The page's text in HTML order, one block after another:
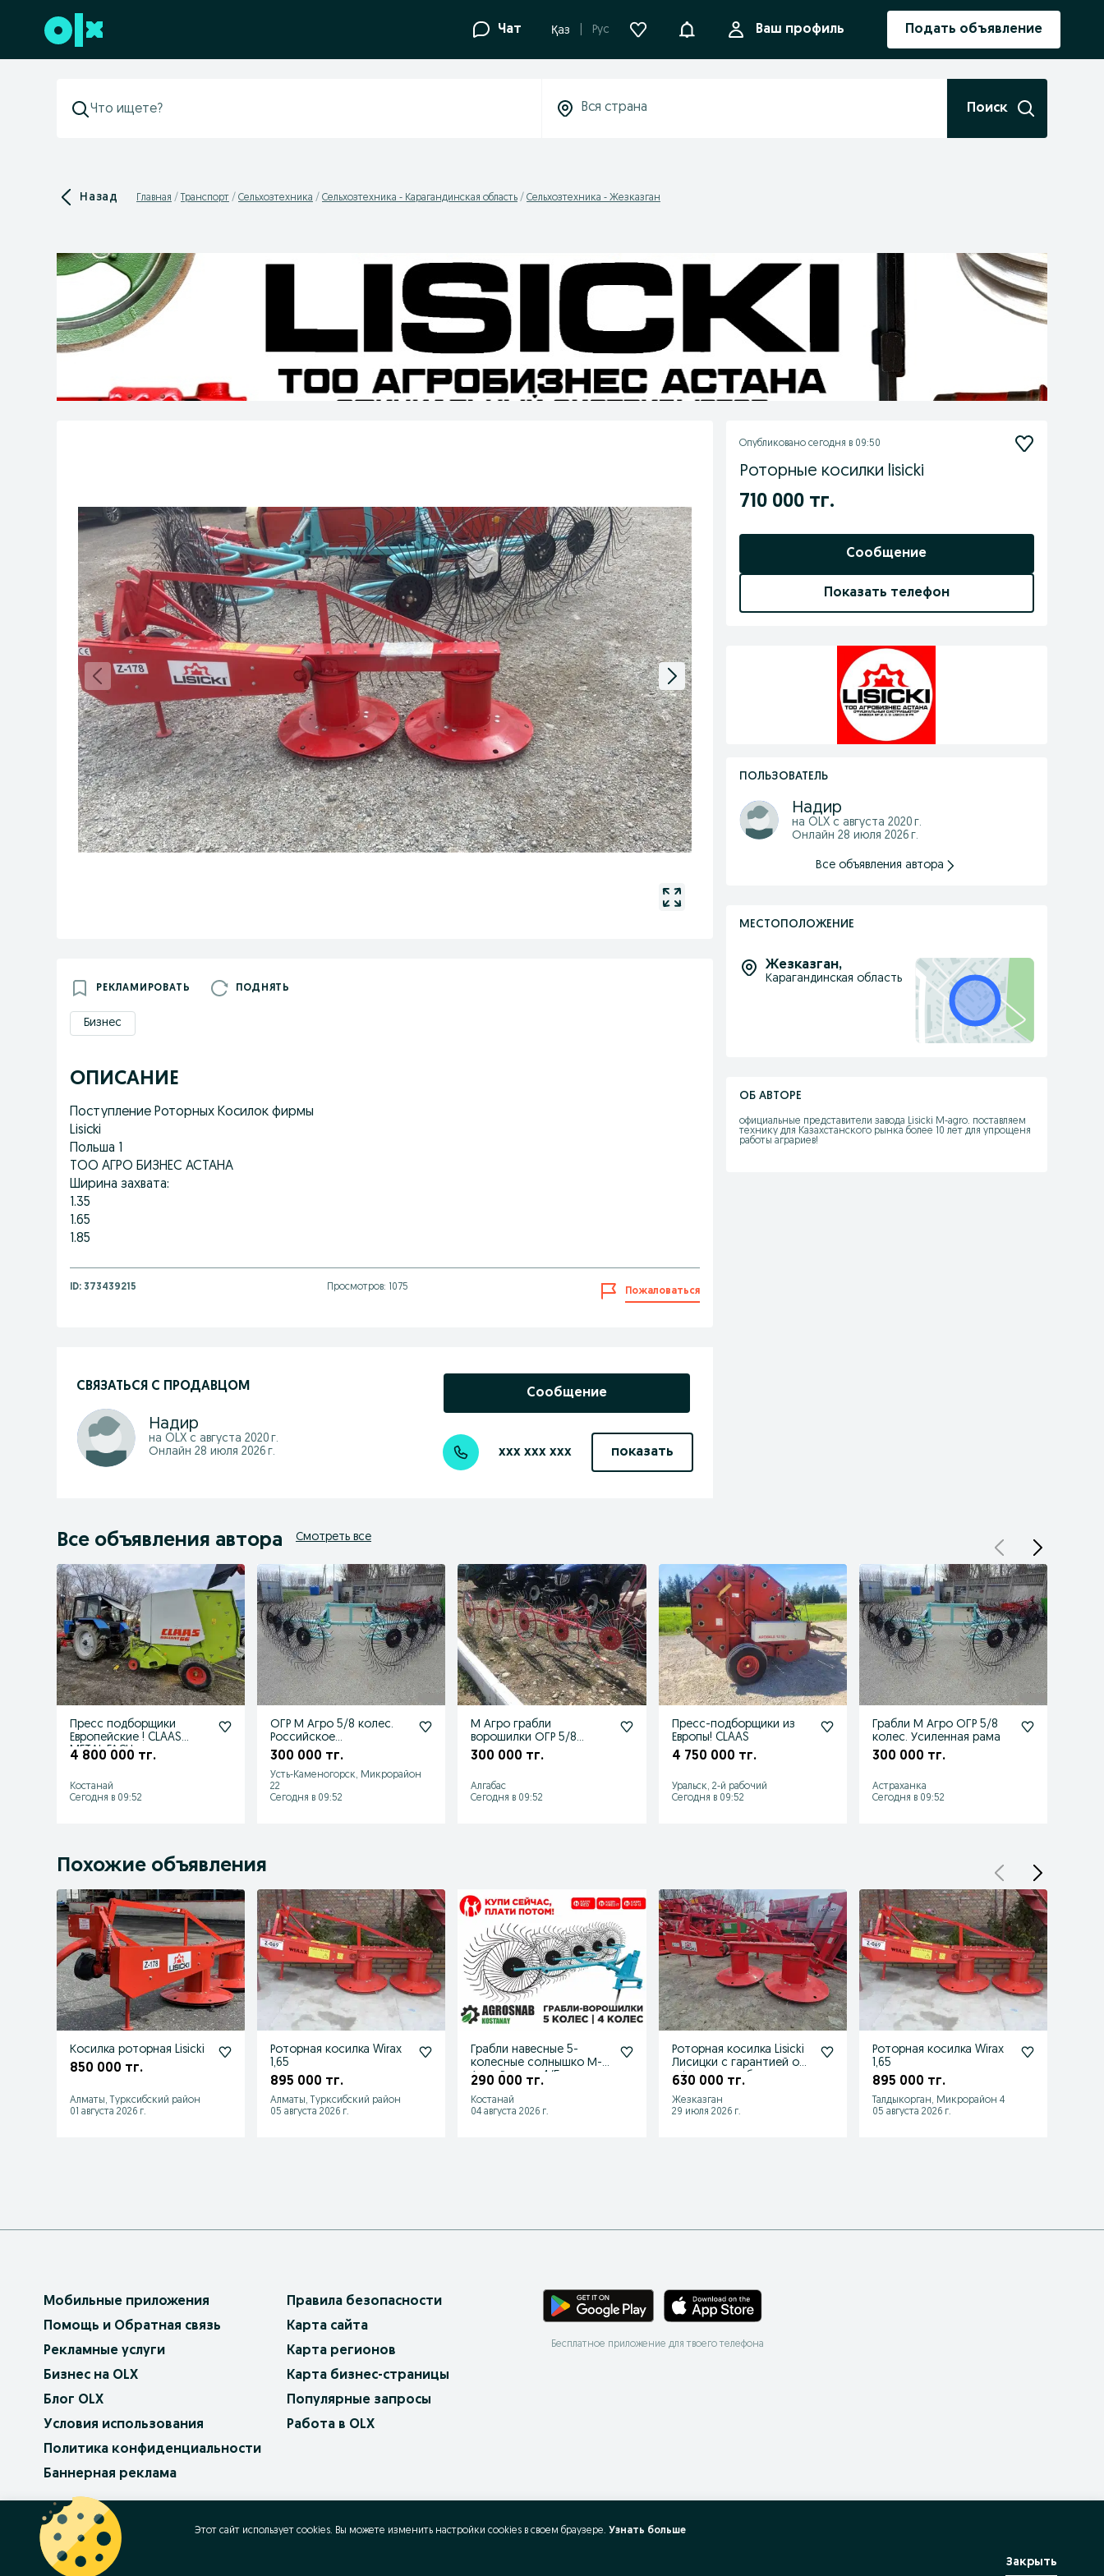
Перейти к нижнему колонтитулу Чат Қаз Рус УведомленияВаш профиль Подать объявление
Поиск
Назад Главная Транспорт Сельхозтехника Сельхозтехника - Карагандинская область Сельхозтехника - Жезказган
РЕКЛАМИРОВАТЬ ПОДНЯТЬ
Бизнес
ОПИСАНИЕ
Поступление Роторных Косилок фирмы
Lisicki
Польша 1
ТОО АГРО БИЗНЕС АСТАНА
Ширина захвата:
1.35
1.65
1.85
ID: 373439215 Просмотров: 1075 Пожаловаться
СВЯЗАТЬСЯ С ПРОДАВЦОМ
Надир
на OLX с августа 2020 г.
Онлайн 28 июля 2026 г.
Сообщение
xxx xxx xxx показать
Опубликовано сегодня в 09:50
Роторные косилки lisicki
710 000 тг.
Сообщение
Показать телефон
ПОЛЬЗОВАТЕЛЬ
Надир
на OLX с августа 2020 г.
Онлайн 28 июля 2026 г.
Все объявления автора
МЕСТОПОЛОЖЕНИЕ
Жезказган,
Карагандинская область
ОБ АВТОРЕ
официальные представители завода Lisicki M-agro. поставляем
технику для Казахстанского рынка более 10 лет для упрощеня
работы аграриев!
Все объявления автора Смотреть все
Пресс подборщики
Европейские ! CLAAS
METAL FACH
4 800 000 тг.
Костанай
Сегодня в 09:52
ОГР М Агро 5/8 колес.
Российское
производство
300 000 тг.
Усть-Каменогорск, Микрорайон
22
Сегодня в 09:52
М Агро грабли
ворошилки ОГР 5/8
колесные
300 000 тг.
Алгабас
Сегодня в 09:52
Пресс-подборщики из
Европы! CLAAS
4 750 000 тг.
Уральск, 2-й рабочий
Сегодня в 09:52
Грабли М Агро ОГР 5/8
колес. Усиленная рама
300 000 тг.
Астраханка
Сегодня в 09:52
Похожие объявления
Косилка роторная Lisicki
850 000 тг.
Алматы, Турксибский район
01 августа 2026 г.
Роторная косилка Wirax
1,65
895 000 тг.
Алматы, Турксибский район
05 августа 2026 г.
Грабли навесные 5-
колесные солнышко М-
Агро Россия 4/5 колес
290 000 тг.
Костанай
04 августа 2026 г.
Роторная косилка Lisicki
Лисицки с гарантией от
офиц. дистрибьютора
630 000 тг.
Жезказган
29 июля 2026 г.
Роторная косилка Wirax
1,65
895 000 тг.
Талдыкорган, Микрорайон 4
05 августа 2026 г.
Мобильные приложения
Помощь и Обратная связь
Рекламные услуги
Бизнес на OLX
Блог OLX
Условия использования
Политика конфиденциальности
Баннерная реклама
Правила безопасности
Карта сайта
Карта регионов
Карта бизнес-страницы
Популярные запросы
Работа в OLX
Бесплатное приложение для твоего телефона
OLX.bg
Этот сайт использует cookies. Вы можете изменить настройки cookies в своeм браузере. Узнать больше
Закрыть